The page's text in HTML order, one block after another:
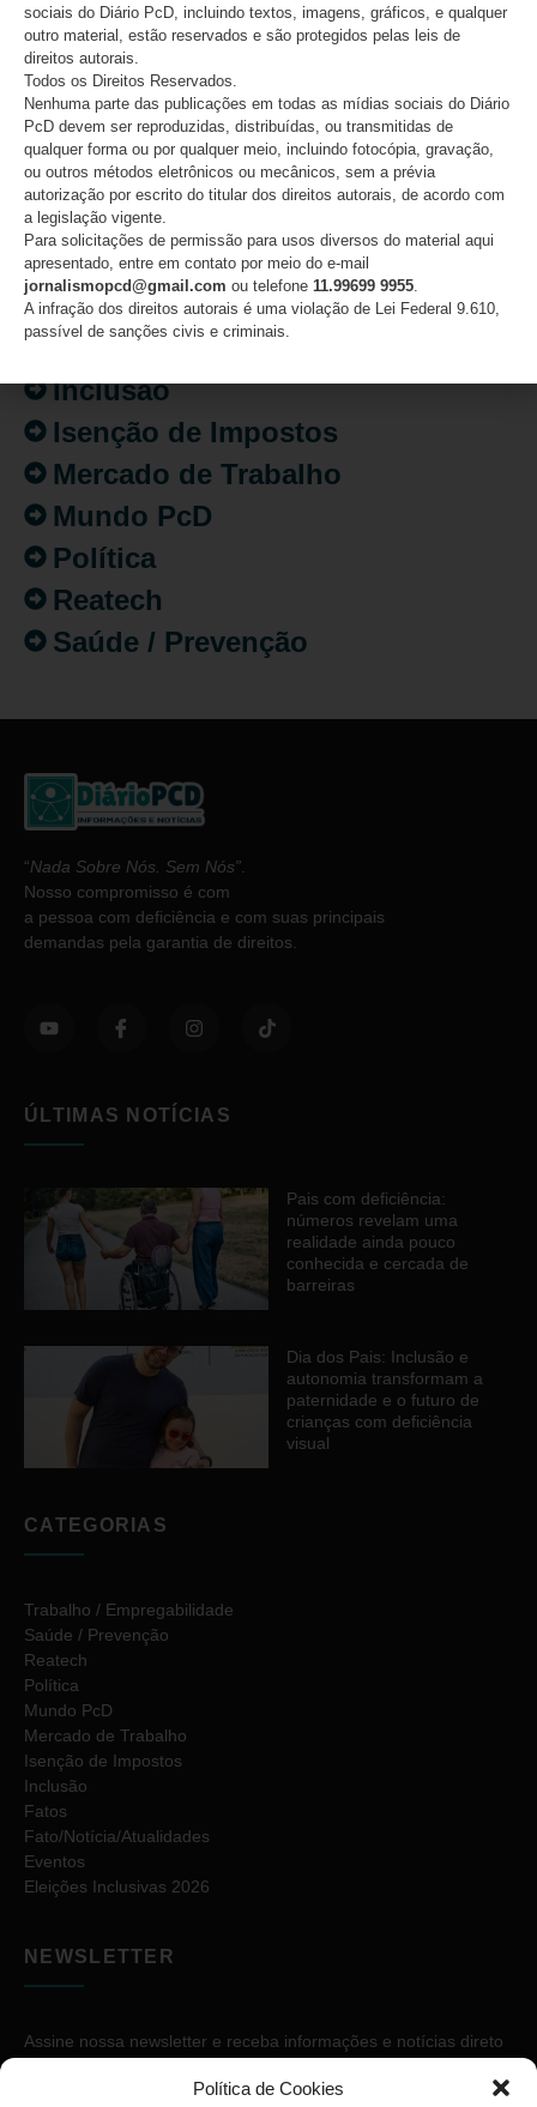
Política de Cookies
08/08/2026
CATEGORIAS
Acessibilidade
Artigo/Opinião
Atualidades
Destaques
Fatos
Inclusão
Isenção de Impostos
Mercado de Trabalho
Mundo PcD
Política
Reatech
Saúde / Prevenção
“Nada Sobre Nós. Sem Nós”
Nosso compromisso é com
a pessoa com deficiência e com suas principais
demandas pela garantia de direitos.
ÚLTIMAS NOTÍCIAS
Pais com deficiência:
números revelam uma
realidade ainda pouco
conhecida e cercada de
barreiras
Dia dos Pais: Inclusão e
autonomia transformam a
paternidade e o futuro de
crianças com deficiência
visual
CATEGORIAS
Trabalho / Empregabilidade
Saúde / Prevenção
Reatech
Política
Mundo PcD
Mercado de Trabalho
Isenção de Impostos
Inclusão
Fatos
Fato/Notícia/Atualidades
Eventos
Eleições Inclusivas 2026
NEWSLETTER
Assine nossa newsletter e receba informações e notícias direto
sociais do Diário PcD, incluindo textos, imagens, gráficos, e qualquer
outro material, estão reservados e são protegidos pelas leis de
direitos autorais.
Todos os Direitos Reservados.
Nenhuma parte das publicações em todas as mídias sociais do Diário
PcD devem ser reproduzidas, distribuídas, ou transmitidas de
qualquer forma ou por qualquer meio, incluindo fotocópia, gravação,
ou outros métodos eletrônicos ou mecânicos, sem a prévia
autorização por escrito do titular dos direitos autorais, de acordo com
a legislação vigente.
Para solicitações de permissão para usos diversos do material aqui
apresentado, entre em contato por meio do e-mail
jornalismopcd@gmail.com ou telefone 11.99699 9955.
A infração dos direitos autorais é uma violação de Lei Federal 9.610,
passível de sanções civis e criminais.